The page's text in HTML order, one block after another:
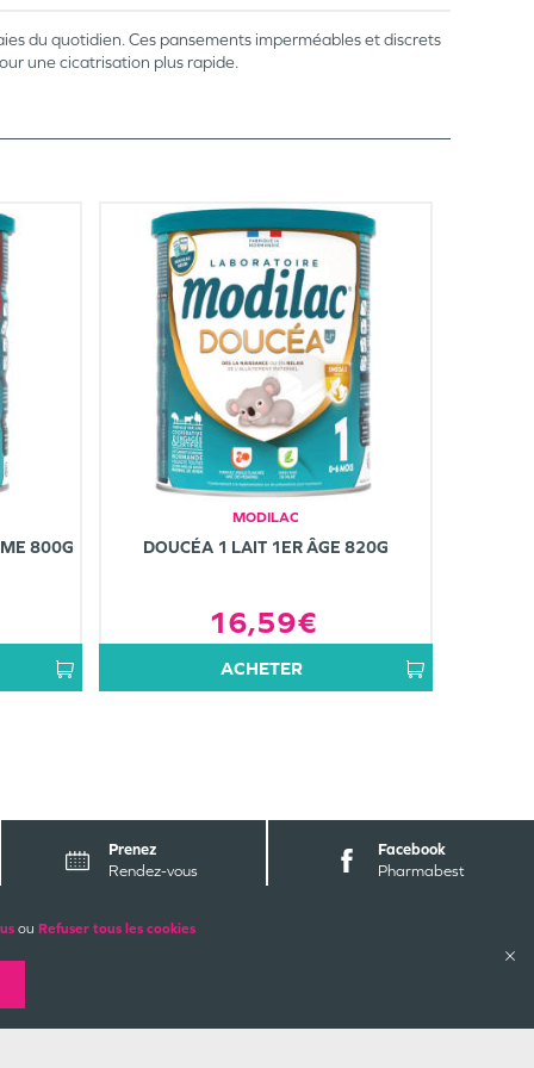
ou Refuser tous les cookies
du quotidien. Ces pansements imperméables et discrets
une cicatrisation plus rapide.
800G
MODILAC
DOUCÉA 1 LAIT 1ER ÂGE 820G
16,59€
ACHETER
Prenez
Rendez-vous
Facebook
Pharmabest